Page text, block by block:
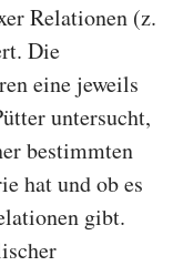
Relationen (z.
Die
eine jeweils
untersucht,
bestimmten
hat und ob es
gibt.